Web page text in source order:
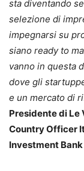
sta diventando
selezione di
impegnarsi su
siano ready to
vanno in questa
dove gli
e un mercato di
Presidente di Le
Country Officer
Investment Bank